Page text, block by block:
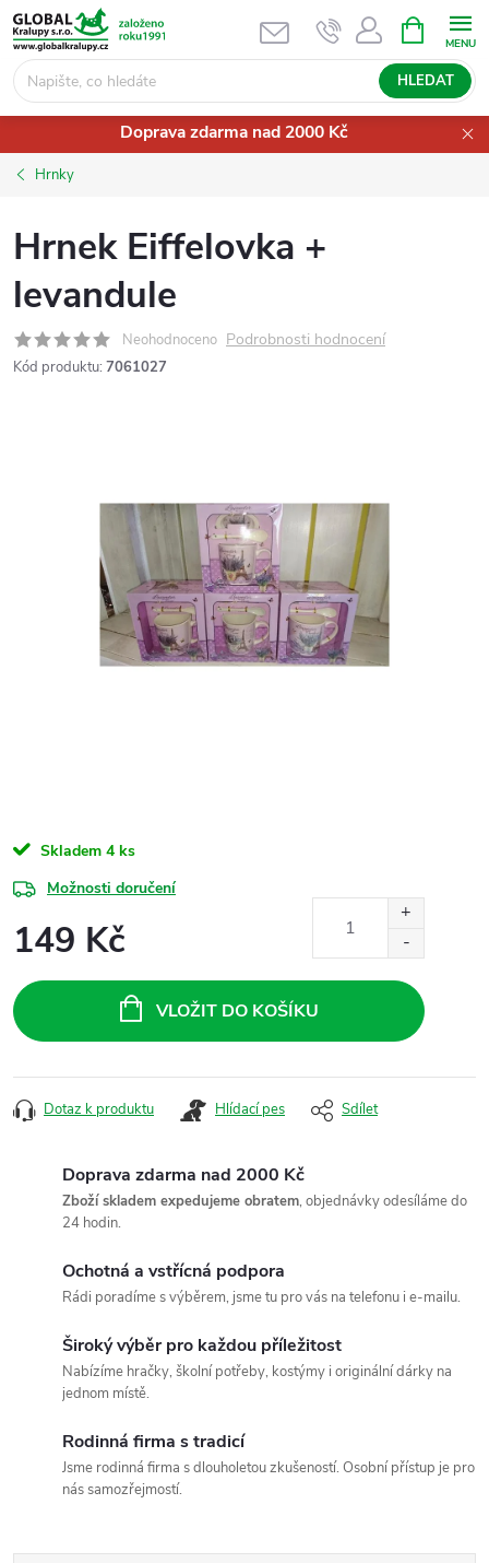
Přejít
na
obsah
HLEDAT
NÁKUPNÍ
KOŠÍK
Doprava zdarma nad 2000 Kč
Hrnky
Hrnek Eiffelovka +
levandule
Neohodnoceno Podrobnosti hodnocení
Kód produktu: 7061027
Skladem 4 ks
Možnosti doručení
149 Kč
cena:
VLOŽIT DO KOŠÍKU
Dotaz k produktu Hlídací pes Sdílet
Doprava zdarma nad 2000 Kč
Zboží skladem expedujeme obratem, objednávky odesíláme do
24 hodin.
Ochotná a vstřícná podpora
Rádi poradíme s výběrem, jsme tu pro vás na telefonu i e-mailu.
Široký výběr pro každou příležitost
Nabízíme hračky, školní potřeby, kostýmy i originální dárky na
jednom místě.
Rodinná firma s tradicí
Jsme rodinná firma s dlouholetou zkušeností. Osobní přístup je pro
nás samozřejmostí.